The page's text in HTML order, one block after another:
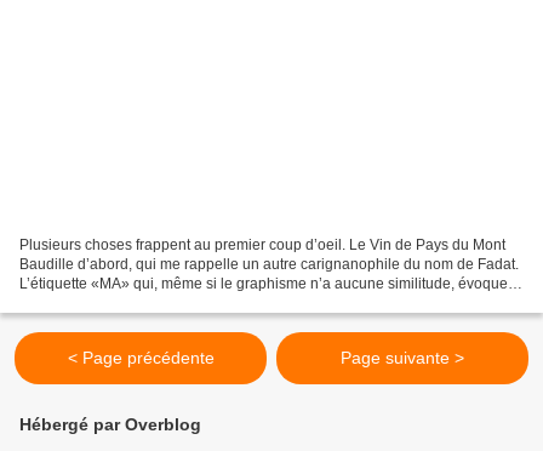
Plusieurs choses frappent au premier coup d’oeil. Le Vin de Pays du Mont
Baudille d’abord, qui me rappelle un autre carignanophile du nom de Fadat.
L’étiquette «MA» qui, même si le graphisme n’a aucune similitude, évoque le
< Page précédente Page suivante >
Hébergé par Overblog